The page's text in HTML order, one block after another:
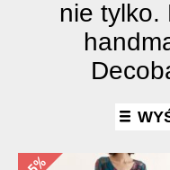
nie tylko.